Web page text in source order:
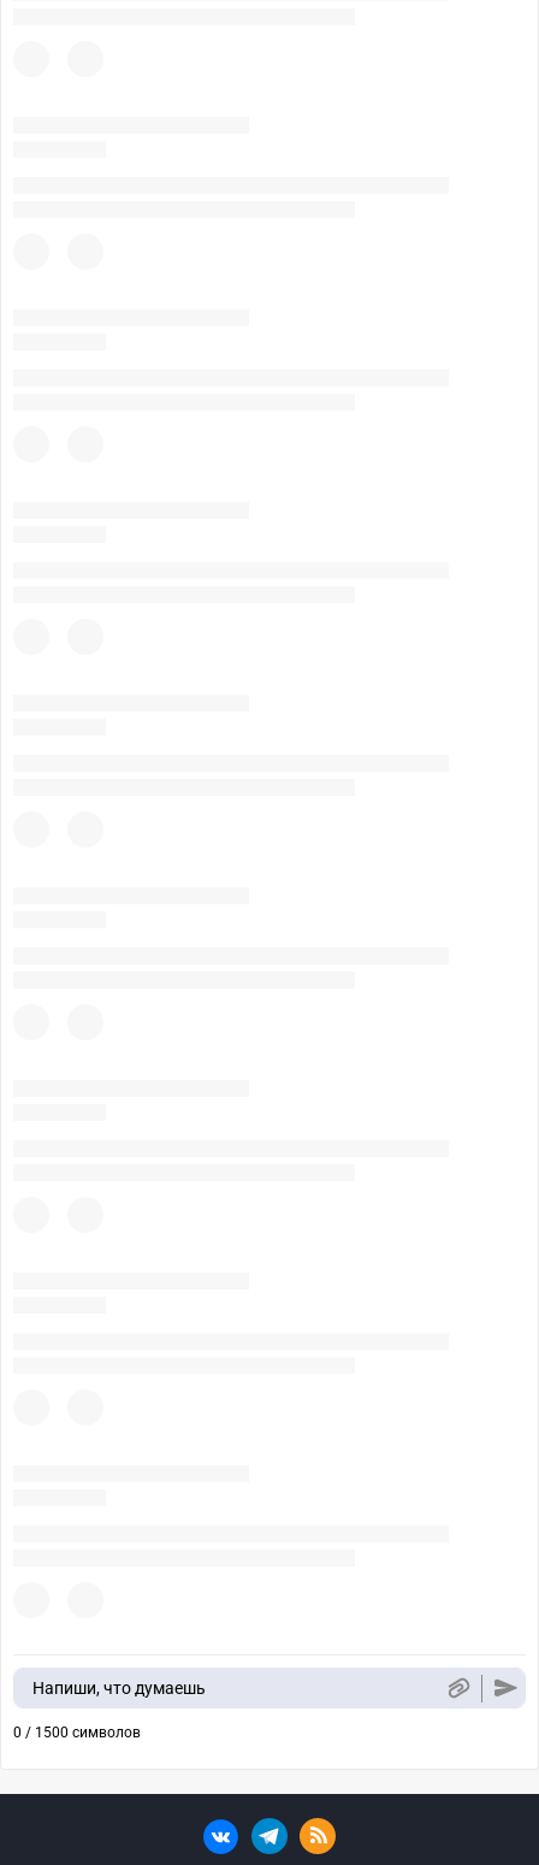
Напиши, что думаешь
0 / 1500 символов